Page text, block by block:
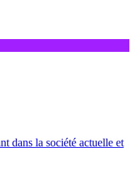
dans la société actuelle et